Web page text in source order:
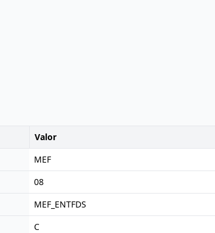
Valor
MEF
08
MEF_ENTFDS
C